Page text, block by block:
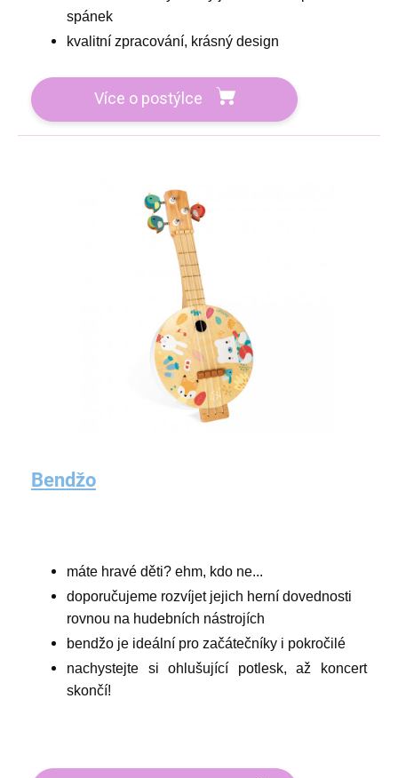
spánek
kvalitní zpracování, krásný design
Více o postýlce
Bendžo
máte hravé děti? ehm, kdo ne...
doporučujeme rozvíjet jejich herní dovednosti
rovnou na hudebních nástrojích
bendžo je ideální pro začátečníky i pokročilé
nachystejte si ohlušující potlesk, až koncert
skončí!